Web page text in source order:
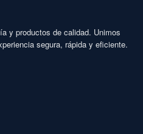
y productos de calidad. Unimos
segura, rápida y eficiente.